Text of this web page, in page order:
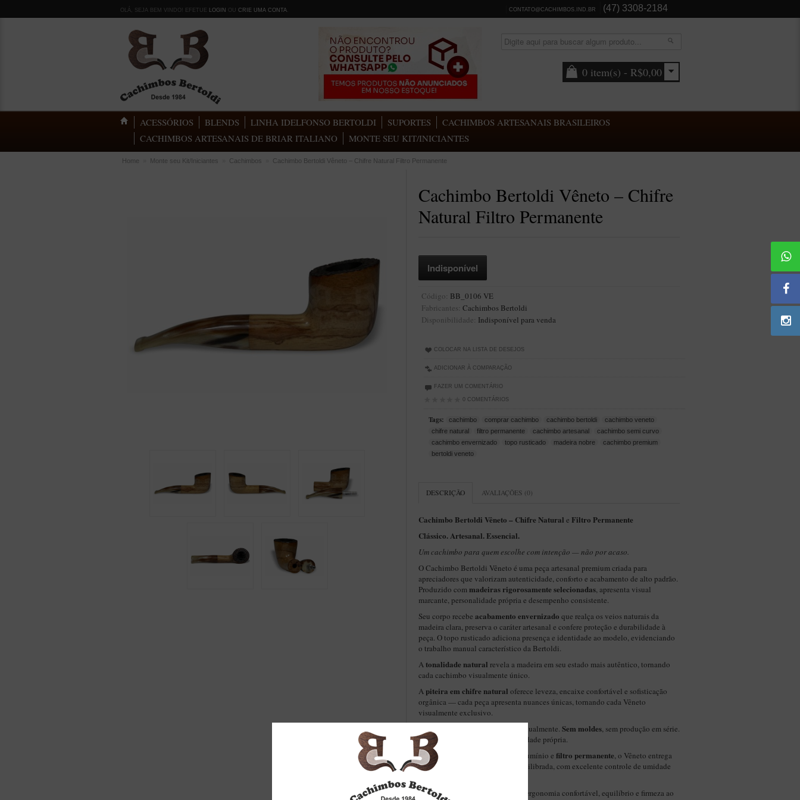
CONTATO@CACHIMBOS.IND.BR (47) 3308-2184
OLÁ, SEJA BEM VINDO! EFETUE LOGIN OU CRIE UMA CONTA.
0 item(s) - R$0,00
ACESSÓRIOS BLENDS LINHA IDELFONSO BERTOLDI SUPORTES
CACHIMBOS ARTESANAIS BRASILEIROS
CACHIMBOS ARTESANAIS DE BRIAR ITALIANO
MONTE SEU KIT/INICIANTES
Home Monte seu Kit/Iniciantes Cachimbos Cachimbo Bertoldi Vêneto – Chifre Natural Filtro Permanente
Cachimbo Bertoldi Vêneto – Chifre
Natural Filtro Permanente
Código: BB_0106 VE
Fabricantes: Cachimbos Bertoldi
Disponibilidade: Indisponível para venda
COLOCAR NA LISTA DE DESEJOS
ADICIONAR À COMPARAÇÃO
FAZER UM COMENTÁRIO
0 COMENTÁRIOS
Tags: cachimbo comprar cachimbo cachimbo bertoldi
cachimbo veneto
chifre natural
filtro permanente cachimbo artesanal
cachimbo semi curvo
cachimbo envernizado
topo rusticado madeira nobre
cachimbo premium
bertoldi veneto
DESCRIÇÃO AVALIAÇÕES (0)
Cachimbo Bertoldi Vêneto – Chifre Natural e Filtro Permanente
Clássico. Artesanal. Essencial.
Um cachimbo para quem escolhe com intenção — não por acaso.
O Cachimbo Bertoldi Vêneto é uma peça artesanal premium criada para
apreciadores que valorizam autenticidade, conforto e acabamento de alto padrão.
Produzido commadeiras rigorosamente selecionadas, apresenta visual
marcante, personalidade própria e desempenho consistente.
Seu corpo recebe acabamento envernizado que realça os veios naturais da
madeira clara, preserva o caráter artesanal e confere proteção e durabilidade à
peça. O topo rusticado adiciona presença e identidade ao modelo, evidenciando
o trabalho manual característico da Bertoldi.
Atonalidade natural revela a madeira em seu estado mais autêntico, tornando
cada cachimbo visualmente único.
A piteira em chifre natural oferece leveza, encaixe confortável e sofisticação
orgânica — cada peça apresenta nuances únicas, tornando cada Vêneto
visualmente exclusivo.
Cada unidade é produzida individualmente. Sem moldes, sem produção em série.
Você recebe uma peça com identidade própria.
Equipado com condensador de alumínio e filtro permanente, o Vêneto entrega
uma fumada mais fria, suave e equilibrada, com excelente controle de umidade
Seuformato semi-curvo
garante ergonomia confortável, equilíbrio e firmeza ao